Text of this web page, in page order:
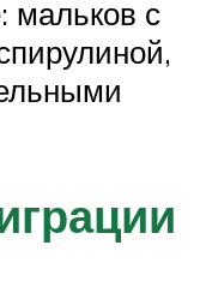
мальков с